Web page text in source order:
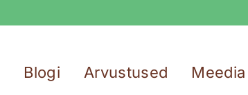
Blogi Arvustused Meedia